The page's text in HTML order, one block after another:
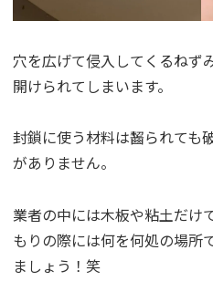
穴を広げて侵入してくるねず
開けられてしまいます。
封鎖に使う材料は齧られても
がありません。
業者の中には木板や粘土だけ
もりの際には何を何処の場所
ましょう！笑